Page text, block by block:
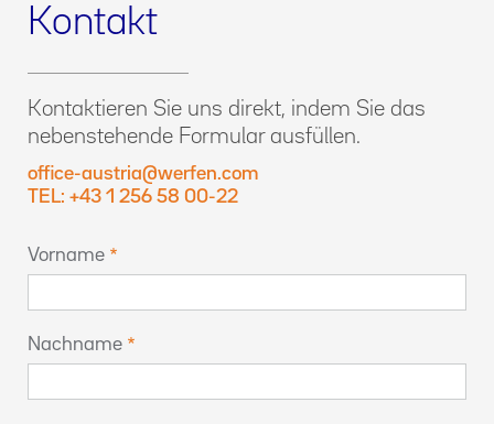
Kontakt
Kontaktieren Sie uns direkt, indem Sie das
nebenstehende Formular ausfüllen.
office-austria@werfen.com
TEL: +43 1 256 58 00-22
Vorname
Nachname